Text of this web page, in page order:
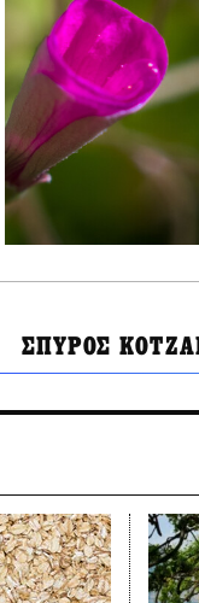
ΣΠΥΡΟΣ